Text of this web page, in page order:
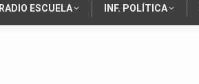
RADIO ESCUELA INF. POLÍTICA